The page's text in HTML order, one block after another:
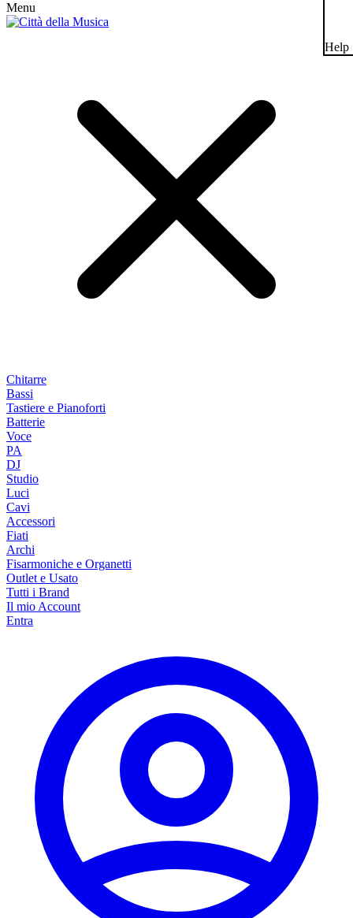
Menu
Chitarre
Bassi
Tastiere e Pianoforti
Batterie
Voce
PA
DJ
Studio
Luci
Cavi
Accessori
Fiati
Archi
Fisarmoniche e Organetti
Outlet e Usato
Tutti i Brand
Il mio Account
Entra
Help